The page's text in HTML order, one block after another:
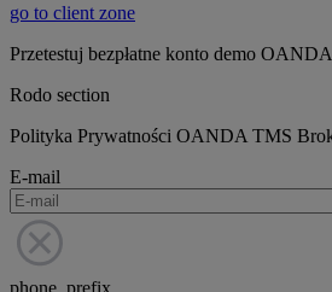
go to client zone
Przetestuj bezpłatne konto demo
Rodo section
Polityka Prywatności OANDA TMS
E-mail
phone_prefix